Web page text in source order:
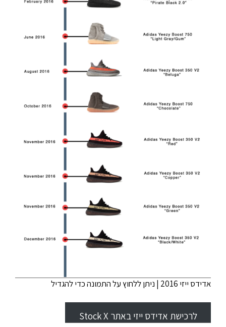
אדידס ייזי 2016 | ניתן ללחוץ על התמונה כדי להגדיל
לרכישת אדידס ייזי באתר Stock X